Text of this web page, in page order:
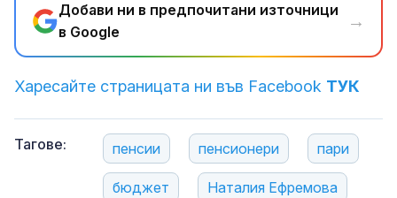
Добави ни в предпочитани източници
в Google
→
Харесайте страницата ни във Facebook ТУК
Тагове: пенсии пенсионери пари
бюджет Наталия Ефремова